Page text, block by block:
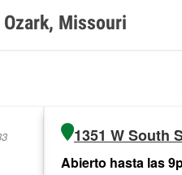
Missouri
1351 W South
Abierto hasta las